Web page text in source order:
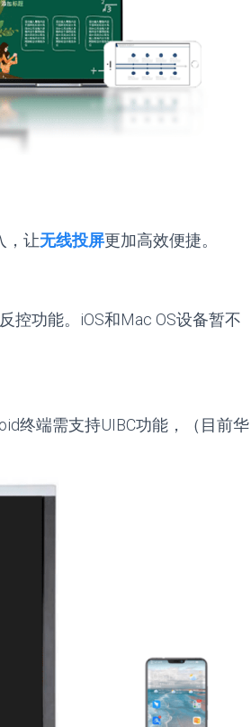
，让无线投屏更加高效便捷。
控功能。iOS和Mac OS设备暂不
终端需支持UIBC功能，（目前华